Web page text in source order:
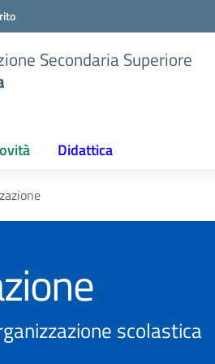
Secondaria Superiore
Didattica
scolastica